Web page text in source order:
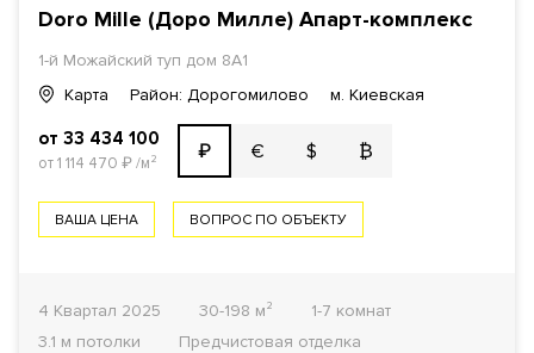
КОМНАТ ОТ 1
ОТДЕЛКА
Все варианты
Все варианты
Doro Mille (Доро Милле) Апарт-комплекс
1-й Можайский туп дом 8А1
Карта
Район: Дорогомилово м. Киевская
от 33 434 100
от 1 114 470 ₽/м² ₽ € $ ₿
ВАША ЦЕНА ВОПРОС ПО ОБЪЕКТУ
4 Квартал 2025 30-198 м²
1-7 комнат
3.1 м потолки
Предчистовая отделка